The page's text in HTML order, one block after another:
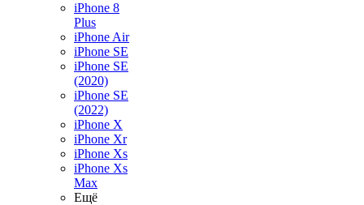
iPhone 8
Plus
iPhone Air
iPhone SE
iPhone SE
(2020)
iPhone SE
(2022)
iPhone X
iPhone Xr
iPhone Xs
iPhone Xs
Max
Ещё